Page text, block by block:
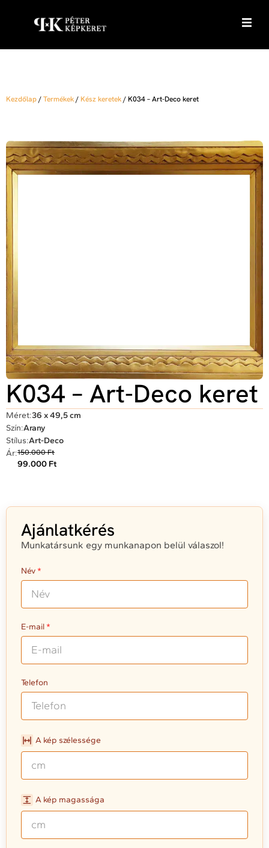
Kezdőlap/Termékek/ Kész keretek/K034 – Art-Deco keret
K034 – Art-Deco keret
Méret:36 x 49,5 cm
Szín:Arany
Stílus:Art-Deco
Ár:150.000 Ft
99.000 Ft
Ajánlatkérés
Munkatársunk egy munkanapon belül válaszol!
Név
E-mail
Telefon
A kép szélessége
A kép magassága